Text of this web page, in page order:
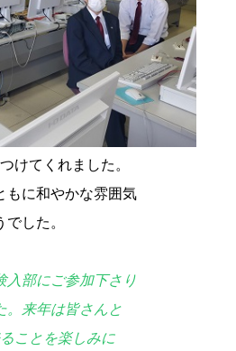
けてくれました。
もに和やかな雰囲気
した。
部にご参加下さり
。来年は皆さんと
ことを楽しみに